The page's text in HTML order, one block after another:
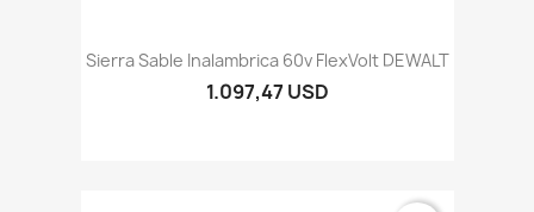
Sierra Sable Inalambrica 60v FlexVolt DEWALT
1.097,47 USD